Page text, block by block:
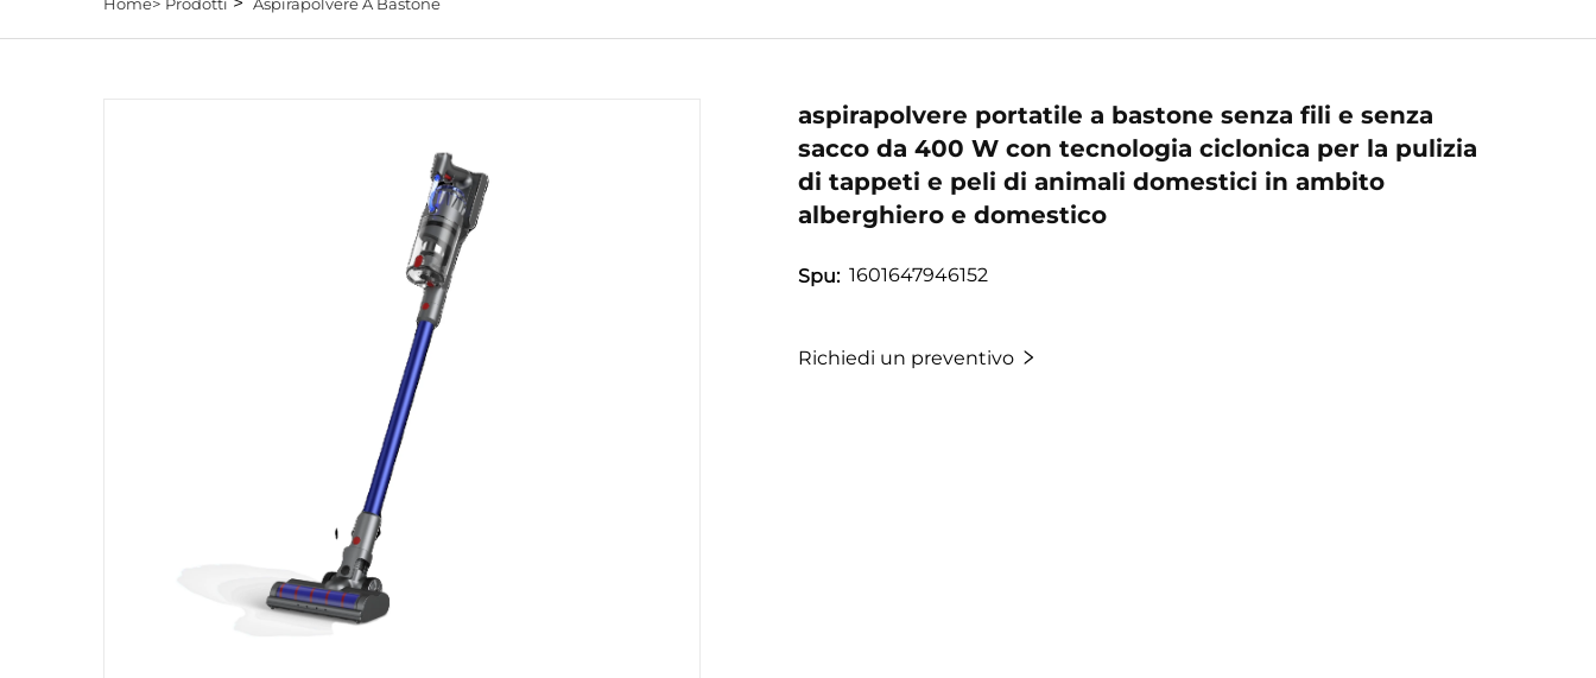
aspirapolvere portatile a bastone senza fili e senza
sacco da 400 W con tecnologia ciclonica per la pulizia
di tappeti e peli di animali domestici in ambito
alberghiero e domestico
Spu: 1601647946152
Richiedi un preventivo